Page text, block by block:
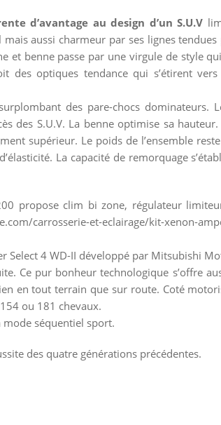
d’avantage au design d’un S.U.V
aussi charmeur par ses lignes
et benne passe par une virgule de style
des optiques tendance qui s’étirent
des pare-chocs dominateurs.
des S.U.V. La benne optimise sa
supérieur. Le poids de l’ensemble
La capacité de remorquage
propose clim bi zone, régulateur
carrosserie-et-eclairage/kit-xenon-
Select 4 WD-II développé par Mitsubishi
Ce pur bonheur technologique s’offre
en tout terrain que sur route. Coté
ou 181 chevaux.
séquentiel sport.
des quatre générations précédentes.